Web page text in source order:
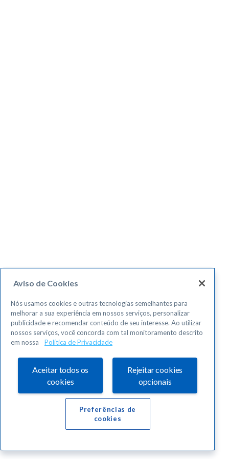
Aviso de Cookies
Nós usamos cookies e outras tecnologias semelhantes para
melhorar a sua experiência em nossos serviços, personalizar
publicidade e recomendar conteúdo de seu interesse. Ao utilizar
nossos serviços, você concorda com tal monitoramento descrito
em nossa
Política de Privacidade
Aceitar todos os
cookies
Rejeitar cookies
opcionais
Preferências de
cookies